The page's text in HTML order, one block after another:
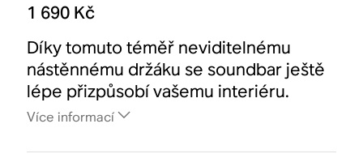
1 690 Kč
Díky tomuto téměř neviditelnému
nástěnnému držáku se soundbar ještě
lépe přizpůsobí vašemu interiéru.
Více informací